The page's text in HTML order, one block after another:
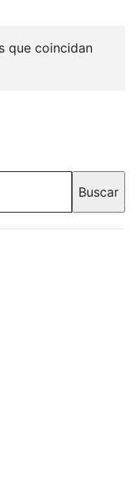
que coincidan
Buscar